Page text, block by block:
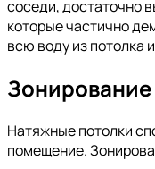
соседи, достаточно
которые частично
всю воду из потолка
Натяжные потолки
помещение.